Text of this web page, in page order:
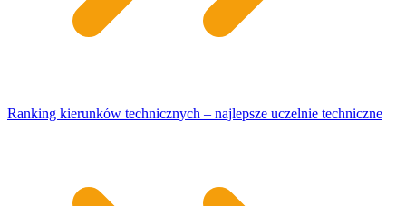
Ranking kierunków technicznych – najlepsze uczelnie techniczne